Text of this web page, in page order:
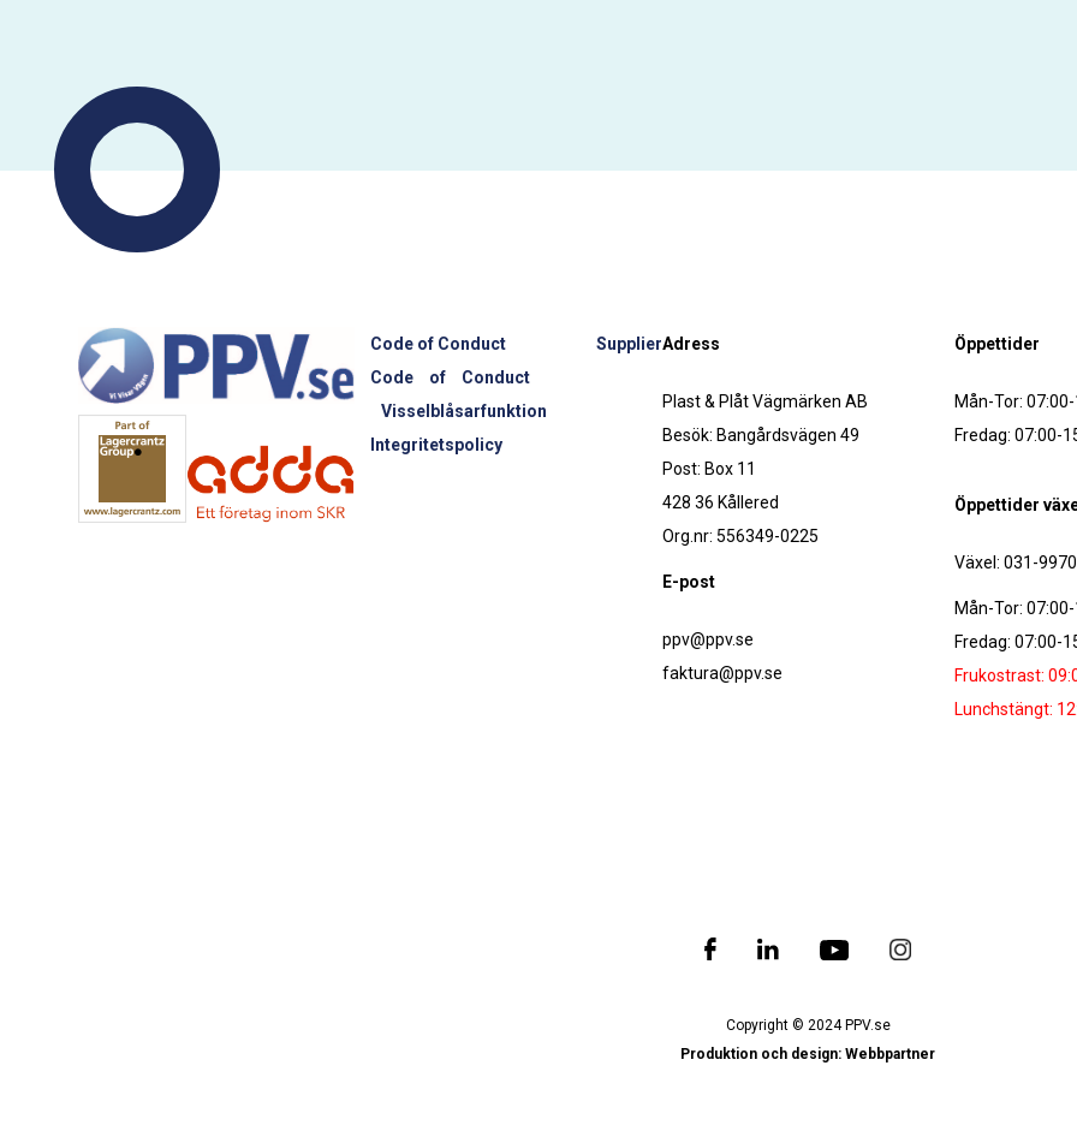
Code of Conduct
Supplier
Code of Conduct
Visselblåsarfunktion
Integritetspolicy
Adress
Plast & Plåt Vägmärken AB
Besök: Bangårdsvägen 49
Post: Box 11
428 36 Kållered
Org.nr: 556349-0225
E-post
ppv@ppv.se
faktura@ppv.se
Öppettider
Mån-Tor:
Fredag: 07:00-
Öppettider
Växel: 031-
Mån-Tor:
Fredag: 07:00-
Frukostrast:
Lunchstängt:
Copyright © 2024 PPV.se
Produktion och design: Webbpartner